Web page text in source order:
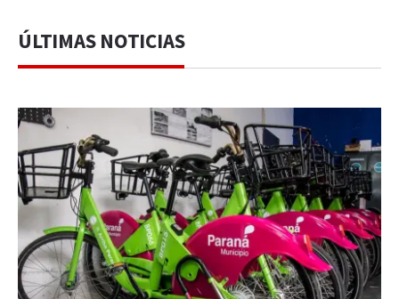
ÚLTIMAS NOTICIAS